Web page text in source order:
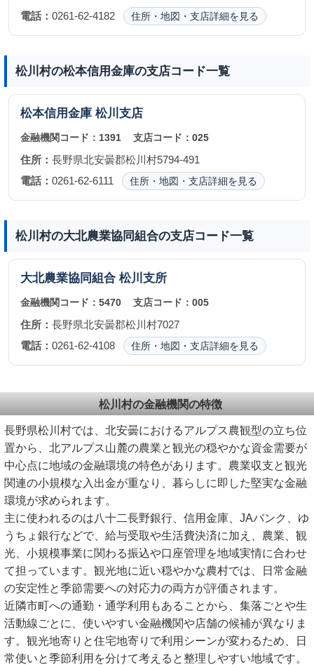
電話： 0261-62-4182 住所・地図・支店詳細を見る
松川村の松本信用金庫の支店コード一覧
松本信用金庫 松川支店
金融機関コード： 1391 支店コード：025
住所： 長野県北安曇郡松川村5794-491
電話： 0261-62-6111 住所・地図・支店詳細を見る
松川村の大北農業協同組合の支店コード一覧
大北農業協同組合 松川支所
金融機関コード： 5470 支店コード：005
住所： 長野県北安曇郡松川村7027
電話： 0261-62-4108 住所・地図・支店詳細を見る
松川村の金融機関の特徴
長野県松川村では、北安曇におけるアルプス農観型の立ち位
置から、北アルプス山麓の農業と観光の穏やかな資金需要が
中心点に地域の金融環境の特色があります。農業収支と観光
関連の小規模な入出金が重なり、暮らしに即した堅実な金融
環境が求められます。
主に使われるのは八十二長野銀行、信用金庫、JAバンク、ゆ
うちょ銀行などで、給与受取や生活費決済に加え、農業、観
光、小規模事業に関わる振込や口座管理を地域実情に合わせ
て担っています。観光地に近い穏やかな農村では、日常金融
の安定性と季節需要への対応力の両方が評価されます。
近隣市町への通勤・通学利用もあることから、集落ごとや生
活動線ごとに、使いやすい金融機関や店舗の候補が異なりま
す。観光地寄りと住宅地寄りで利用シーンが変わるため、日
常使いと季節利用を分けて考えると整理しやすい地域です。